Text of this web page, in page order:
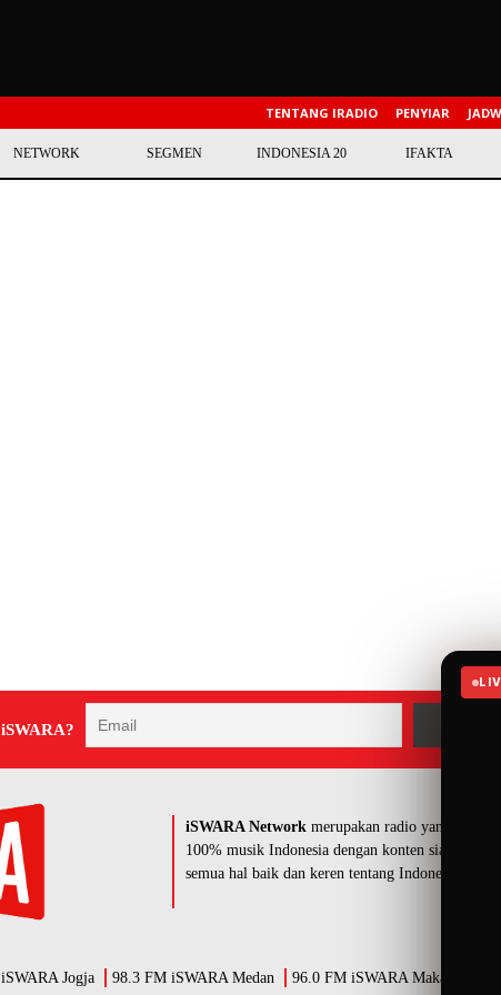
TENTANG IRADIO PENYIAR
NETWORK SEGMEN INDONESIA 20 IFAKTA
iSWARA Networkmerupakan radio yang
100% musik Indonesia dengan konten siaran yang
semua hal baik dan keren tentang Indonesia.
Jogja 98.3 FM iSWARA Medan 96.0 FM iSWARA Makassar